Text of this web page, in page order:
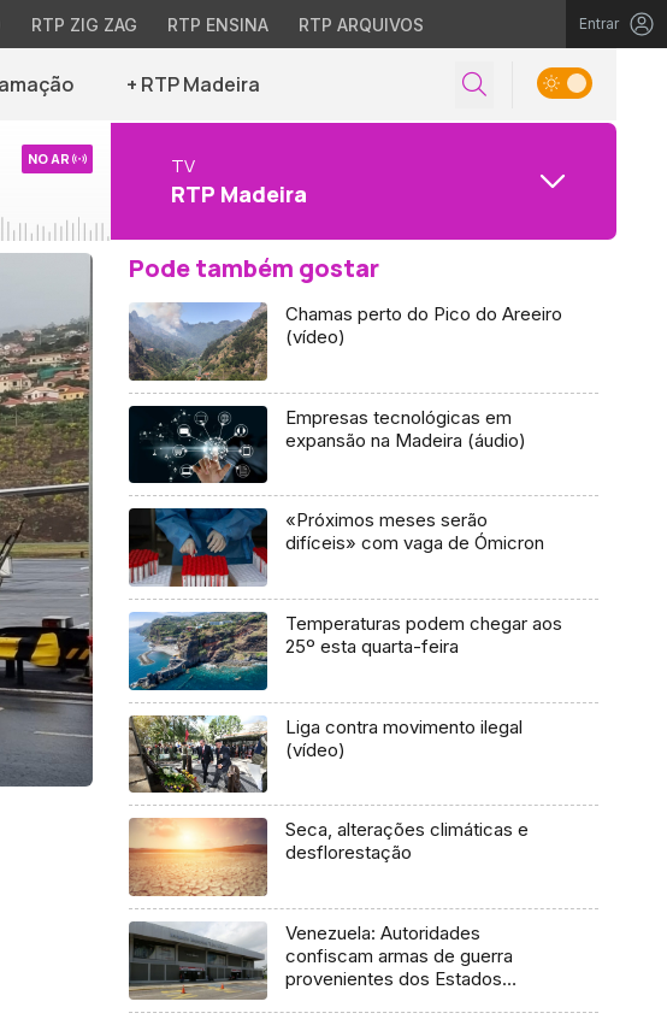
RTP ZIG ZAG RTP ENSINA RTP ARQUIVOS Entrar
+ RTP Madeira
NO AR TV
RTP Madeira
Pode também gostar
Chamas perto do Pico do Areeiro
(vídeo)
Empresas tecnológicas em
expansão na Madeira (áudio)
«Próximos meses serão
difíceis» com vaga de Ómicron
Temperaturas podem chegar aos
25º esta quarta-feira
Liga contra movimento ilegal
(vídeo)
Seca, alterações climáticas e
desflorestação
Venezuela: Autoridades
confiscam armas de guerra
provenientes dos Estados